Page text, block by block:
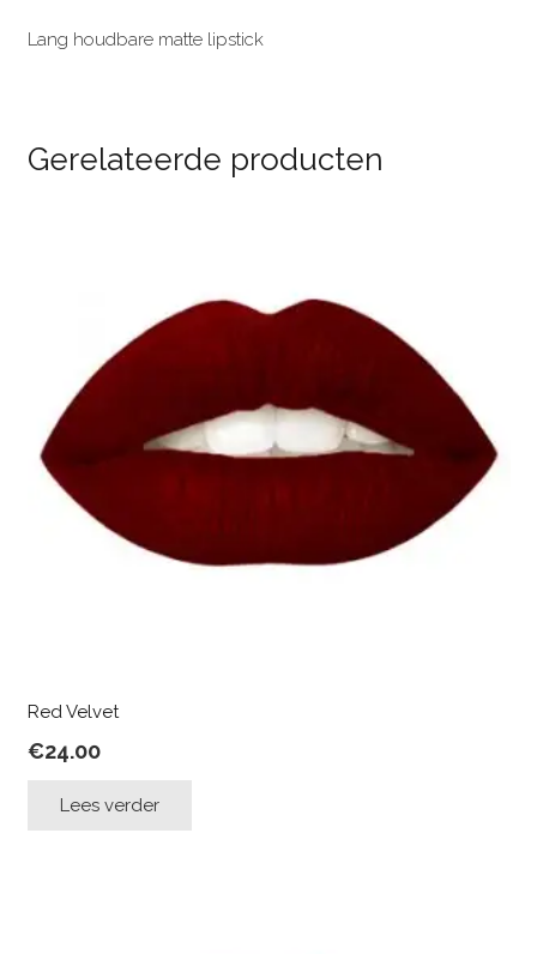
Lang houdbare matte lipstick
Gerelateerde producten
Red Velvet
€24.00
Lees verder